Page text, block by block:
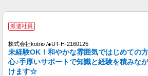
派遣社員
株式会社kotrio /●UT-H-2051178
タイパ最強！希望の働
派遣社員
株式会社kotrio /●UT-H-2160125
未経験OK！和やかな雰囲気ではじめての
心♪手厚いサポートで知識と経験を積みな
けます☆